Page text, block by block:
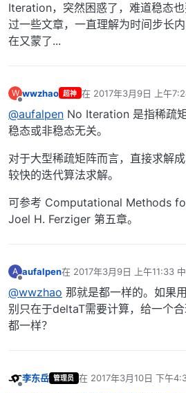
Iteration，突然困惑了，难道稳态
过一些文章，一直理解为时间步长
在又蒙了...
W wwzhao 超神 在 2017年3月9日 上午
最后由 编辑
@aufalpen No Iteration 是指稀疏
稳态或非稳态无关。
对于大型稀疏矩阵而言，直接求解
较快的迭代算法求解。
可参考 Computational Methods
Joel H. Ferziger 第五章。
A aufalpen在 2017年3月9日 上午11:33
最后由 编辑
@wwzhao 那就是都一样的。如果
别只在于deltaT需要计算，给一个
都一样？
李东岳 管理员 在 2017年3月10日 下午
最后由 编辑